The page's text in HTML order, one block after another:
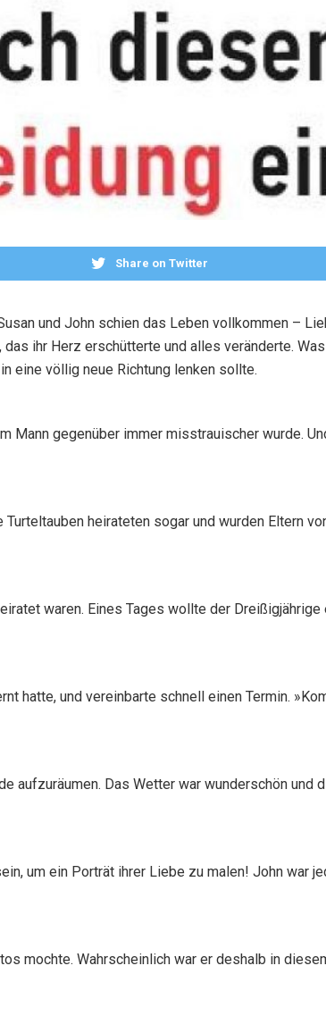
Share on Twitter
und John schien das Leben vollkommen –
ihr Herz erschütterte und alles veränderte.
eine völlig neue Richtung lenken sollte.
Mann gegenüber immer misstrauischer wurde.
heirateten sogar und wurden Eltern
waren. Eines Tages wollte der Dreißigjährige
hatte, und vereinbarte schnell einen Termin.
aufzuräumen. Das Wetter war wunderschön und
um ein Porträt ihrer Liebe zu malen! John war
mochte. Wahrscheinlich war er deshalb in